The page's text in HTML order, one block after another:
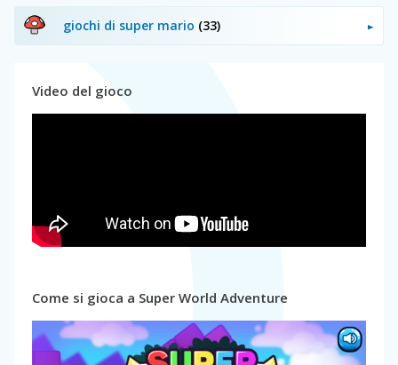
giochi di super mario (33)
Video del gioco
Come si gioca a Super World Adventure